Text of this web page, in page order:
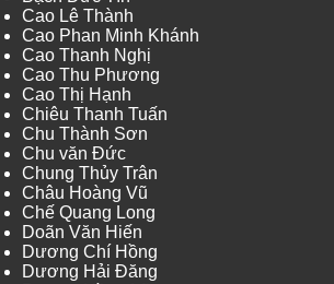
Cao Lê Thành
Cao Phan Minh Khánh
Cao Thanh Nghị
Cao Thu Phương
Cao Thị Hạnh
Chiêu Thanh Tuấn
Chu Thành Sơn
Chu văn Đức
Chung Thủy Trân
Châu Hoàng Vũ
Chế Quang Long
Doãn Văn Hiến
Dương Chí Hồng
Dương Hải Đăng